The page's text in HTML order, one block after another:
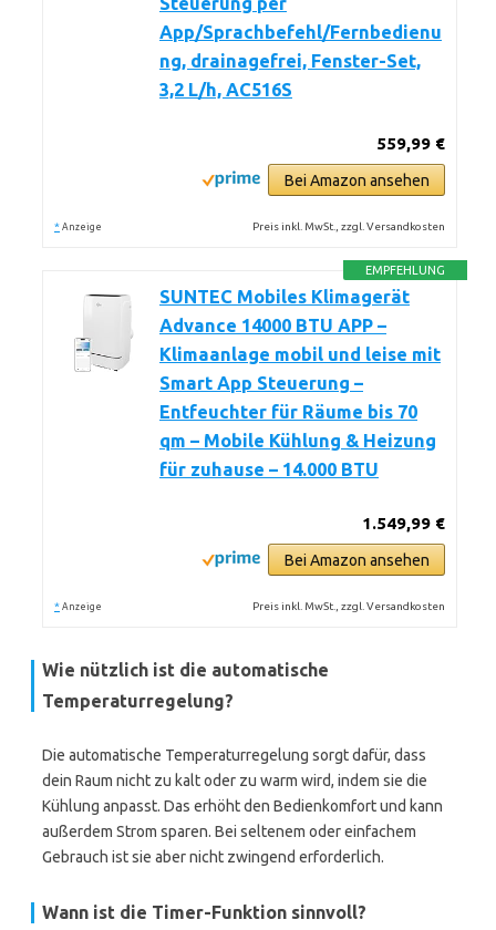
App/Sprachbefehl/Fernbedienu
ng, drainagefrei, Fenster-Set,
3,2 L/h, AC516S
559,99 €
Bei Amazon ansehen
* Anzeige Preis inkl. MwSt., zzgl. Versandkosten
EMPFEHLUNG
SUNTEC Mobiles Klimagerät
Advance 14000 BTU APP –
Klimaanlage mobil und leise mit
Smart App Steuerung –
Entfeuchter für Räume bis 70
qm – Mobile Kühlung & Heizung
für zuhause – 14.000 BTU
1.549,99 €
Bei Amazon ansehen
* Anzeige Preis inkl. MwSt., zzgl. Versandkosten
Wie nützlich ist die automatische
Temperaturregelung?
Die automatische Temperaturregelung sorgt dafür, dass
dein Raum nicht zu kalt oder zu warm wird, indem sie die
Kühlung anpasst. Das erhöht den Bedienkomfort und kann
außerdem Strom sparen. Bei seltenem oder einfachem
Gebrauch ist sie aber nicht zwingend erforderlich.
Wann ist die Timer-Funktion sinnvoll?